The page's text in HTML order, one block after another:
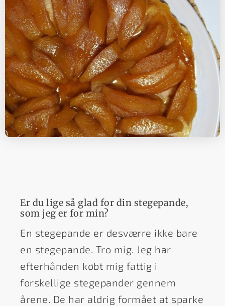
Er du lige så glad for din stegepande,
som jeg er for min?
En stegepande er desværre ikke bare
en stegepande. Tro mig. Jeg har
efterhånden købt mig fattig i
forskellige stegepander gennem
årene. De har aldrig formået at sparke